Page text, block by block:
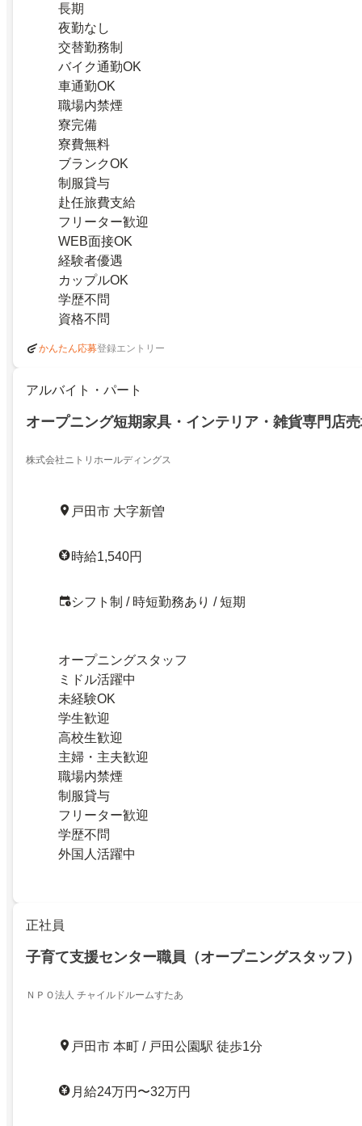
長期
夜勤なし
交替勤務制
バイク通勤OK
車通勤OK
職場内禁煙
寮完備
寮費無料
ブランクOK
制服貸与
赴任旅費支給
フリーター歓迎
WEB面接OK
経験者優遇
カップルOK
学歴不問
資格不問
かんたん応募登録エントリー
アルバイト・パート
オープニング短期家具・インテリア・雑貨専門店
株式会社ニトリホールディングス
戸田市 大字新曽
時給1,540円
シフト制 / 時短勤務あり / 短期
オープニングスタッフ
ミドル活躍中
未経験OK
学生歓迎
高校生歓迎
主婦・主夫歓迎
職場内禁煙
制服貸与
フリーター歓迎
学歴不問
外国人活躍中
正社員
子育て支援センター職員（オープニングスタッフ）
ＮＰＯ法人 チャイルドルームすたあ
戸田市 本町 / 戸田公園駅 徒歩1分
月給24万円〜32万円